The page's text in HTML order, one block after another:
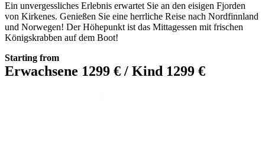
Ein unvergessliches Erlebnis erwartet Sie an den eisigen Fjorden
von Kirkenes. Genießen Sie eine herrliche Reise nach Nordfinnland
und Norwegen! Der Höhepunkt ist das Mittagessen mit frischen
Königskrabben auf dem Boot!
Starting from
Erwachsene 1299 € / Kind 1299 €